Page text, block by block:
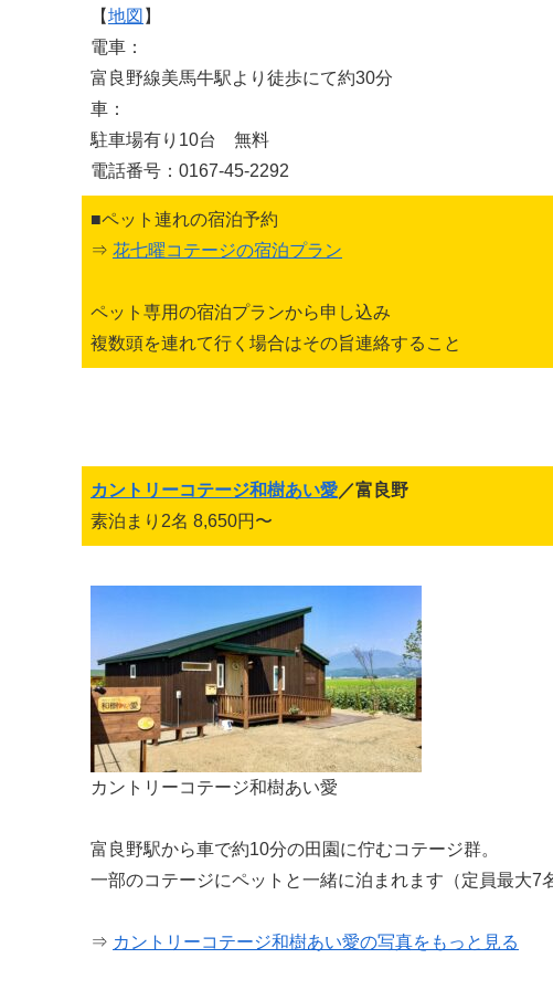
【地図 】
電車：
富良野線美馬牛駅より徒歩にて約30分
車：
駐車場有り10台 無料
電話番号：0167-45-2292
■ペット連れの宿泊予約
⇒ 花七曜コテージの宿泊プラン
ペット専用の宿泊プランから申し込み
複数頭を連れて行く場合はその旨連絡すること
カントリーコテージ和樹あい愛／富良野
素泊まり2名 8,650円〜
カントリーコテージ和樹あい愛
富良野駅から車で約10分の田園に佇むコテージ群。
一部のコテージにペットと一緒に泊まれます（定員最大7
⇒ カントリーコテージ和樹あい愛の写真をもっと見る